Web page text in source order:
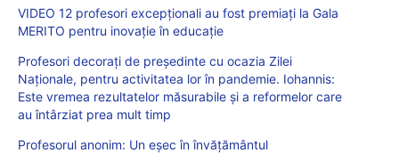
VIDEO 12 profesori excepționali au fost premiați la Gala
MERITO pentru inovaţie în educație
Profesori decorați de președinte cu ocazia Zilei
Naționale, pentru activitatea lor în pandemie. Iohannis:
Este vremea rezultatelor măsurabile şi a reformelor care
au întârziat prea mult timp
Profesorul anonim: Un eșec în învățământul